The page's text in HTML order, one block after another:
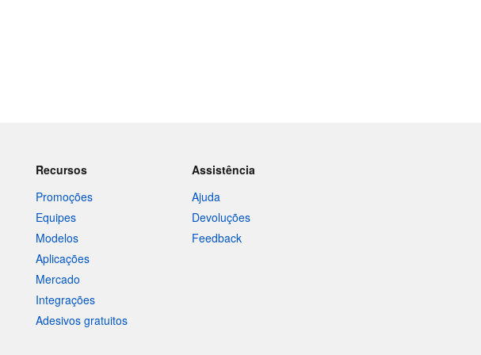
Recursos
Promoções
Equipes
Modelos
Aplicações
Mercado
Integrações
Adesivos gratuitos
Assistência
Ajuda
Devoluções
Feedback